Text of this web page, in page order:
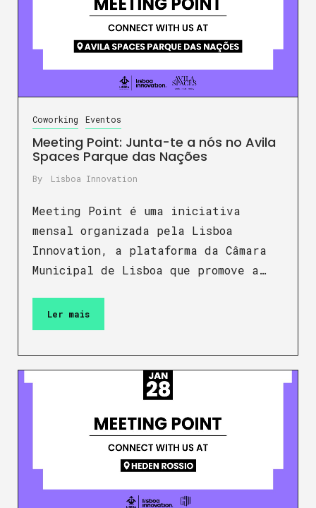
Coworking Eventos
Meeting Point: Junta-te a nós no Avila
Spaces Parque das Nações
By Lisboa Innovation
Meeting Point é uma iniciativa
mensal organizada pela Lisboa
Innovation, a plataforma da Câmara
Municipal de Lisboa que promove a…
Ler mais